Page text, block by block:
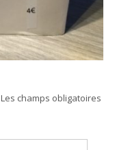
Les champs obligatoires